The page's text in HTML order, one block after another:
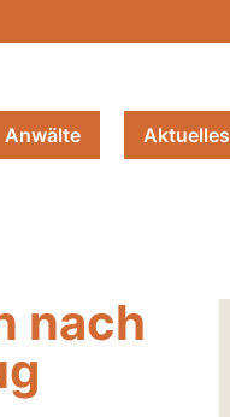
Anwälte Aktuelles
nach